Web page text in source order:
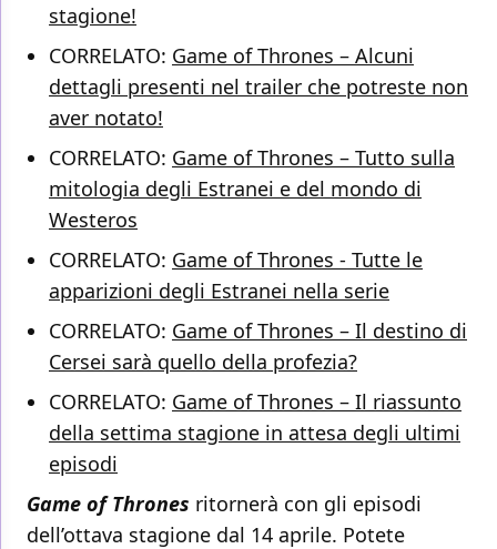
stagione!
CORRELATO: Game of Thrones – Alcuni
dettagli presenti nel trailer che potreste non
aver notato!
CORRELATO: Game of Thrones – Tutto sulla
mitologia degli Estranei e del mondo di
Westeros
CORRELATO: Game of Thrones - Tutte le
apparizioni degli Estranei nella serie
CORRELATO: Game of Thrones – Il destino di
Cersei sarà quello della profezia?
CORRELATO: Game of Thrones – Il riassunto
della settima stagione in attesa degli ultimi
episodi
Game of Thrones ritornerà con gli episodi
dell’ottava stagione dal 14 aprile. Potete